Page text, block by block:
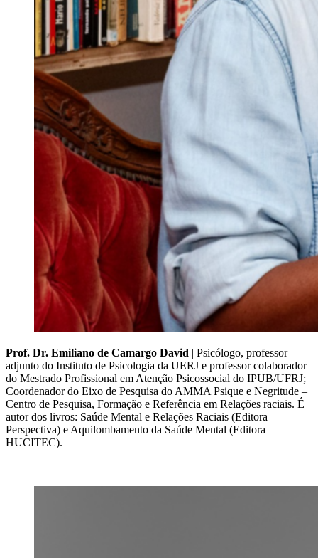
Prof. Dr. Emiliano de Camargo David | Psicólogo, professor
adjunto do Instituto de Psicologia da UERJ e professor colaborador
do Mestrado Profissional em Atenção Psicossocial do IPUB/UFRJ;
Coordenador do Eixo de Pesquisa do AMMA Psique e Negritude –
Centro de Pesquisa, Formação e Referência em Relações raciais. É
autor dos livros: Saúde Mental e Relações Raciais (Editora
Perspectiva) e Aquilombamento da Saúde Mental (Editora
HUCITEC).